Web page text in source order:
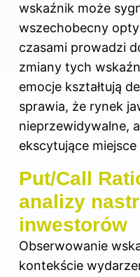
wskaźnik może
wszechobecny
czasami prowadzi
zmiany tych
emocje kształtują
sprawia, że rynek
nieprzewidywalne,
ekscytujące
Put/Call
analizy
inwestorów
Obserwowanie
kontekście